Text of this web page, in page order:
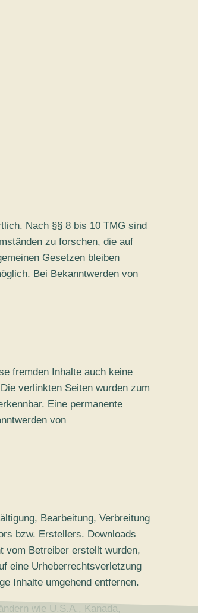
Nach §§ 8 bis 10 TMG sind
zu forschen, die auf
Gesetzen bleiben
Bei Bekanntwerden von
fremden Inhalte auch keine
verlinkten Seiten wurden zum
Eine permanente
von
Bearbeitung, Verbreitung
bzw. Erstellers. Downloads
vom Betreiber erstellt wurden,
eine Urheberrechtsverletzung
Inhalte umgehend entfernen.
wie U.S.A., Kanada,